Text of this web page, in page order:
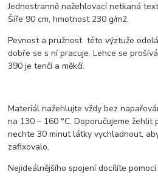
Jednostranně nažehlovací netkaná
Šíře 90 cm, hmotnost 230 g/m2.
Pevnost a pružnost této výztuže
dobře se s ní pracuje. Lehce se
390 je tenčí a měkčí.
Materiál nažehlujte vždy bez
na 130 – 160 °C. Doporučujeme žehlit
nechte 30 minut látky vychladnout,
zafixovalo.
Nejideálnějšího spojení docílíte